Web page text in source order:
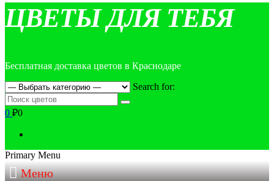
ЦВЕТЫ ДЛЯ ТЕБЯ
Бесплатная доставка цветов в Краснодаре
Search for:
0 ₽0
Primary Menu
Меню